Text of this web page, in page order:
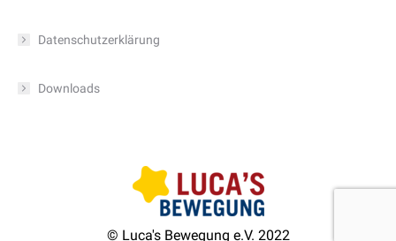
Datenschutzerklärung
Downloads
© Luca's Bewegung e.V. 2022